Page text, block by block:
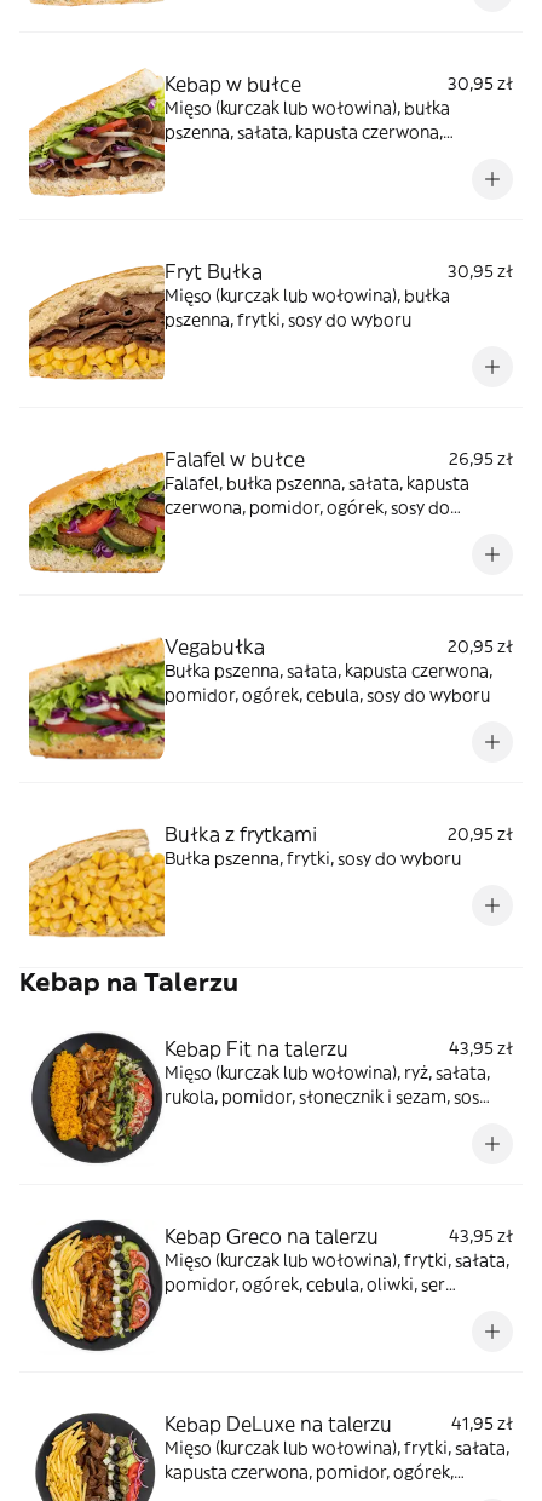
Kebap w bułce
30,95 zł
Mięso (kurczak lub wołowina), bułka
pszenna, sałata, kapusta czerwona,
Fryt Bułka
30,95 zł
Mięso (kurczak lub wołowina), bułka
pszenna, frytki, sosy do wyboru
Falafel w bułce
26,95 zł
Falafel, bułka pszenna, sałata, kapusta
czerwona, pomidor, ogórek, sosy do
Vegabułka
20,95 zł
Bułka pszenna, sałata, kapusta czerwona,
pomidor, ogórek, cebula, sosy do wyboru
Bułka z frytkami
20,95 zł
Bułka pszenna, frytki, sosy do wyboru
Kebap na Talerzu
Kebap Fit na talerzu
43,95 zł
Mięso (kurczak lub wołowina), ryż, sałata,
rukola, pomidor, słonecznik i sezam, sos
Kebap Greco na talerzu
43,95 zł
Mięso (kurczak lub wołowina), frytki, sałata,
pomidor, ogórek, cebula, oliwki, ser
Kebap DeLuxe na talerzu
41,95 zł
Mięso (kurczak lub wołowina), frytki, sałata,
kapusta czerwona, pomidor, ogórek,